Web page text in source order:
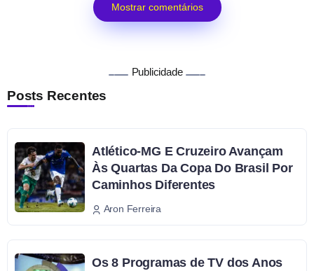
Mostrar comentários
Publicidade
Posts Recentes
Atlético-MG E Cruzeiro Avançam
Às Quartas Da Copa Do Brasil Por
Caminhos Diferentes
Aron Ferreira
Os 8 Programas de TV dos Anos